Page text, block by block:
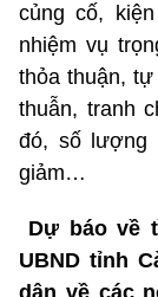
củng cố,
nhiệm vụ
thỏa thuận,
thuẫn, tranh
đó, số lượng
giảm…
Dự báo về
UBND tỉnh